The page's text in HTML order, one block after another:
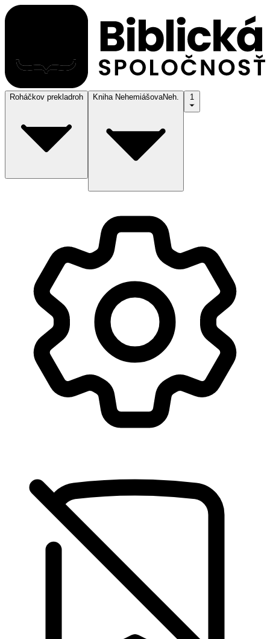
Roháčkov prekladroh Kniha NehemiášovaNeh.